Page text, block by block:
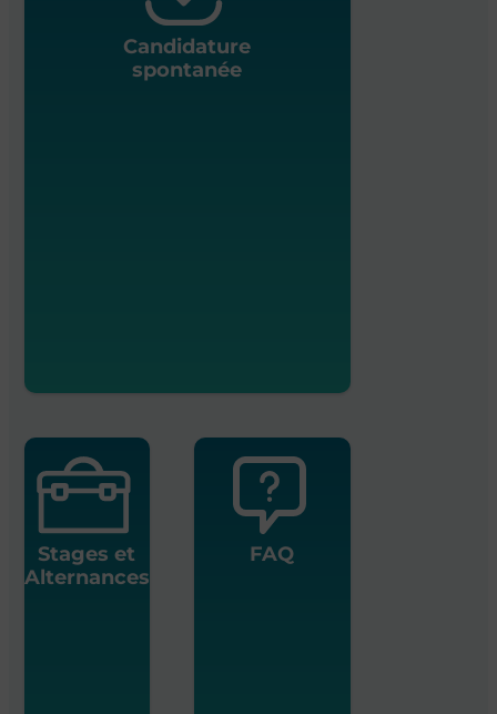
Candidature
spontanée
Stages et
Alternances
FAQ